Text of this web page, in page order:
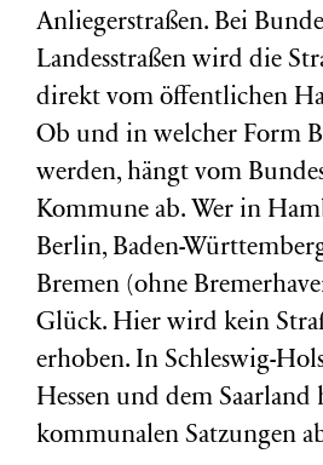
Anliegerstraßen. Bei
Landesstraßen wird die
direkt vom öffentlichen
Ob und in welcher Form
werden, hängt vom
Kommune ab. Wer in
Berlin, Baden-
Bremen (ohne
Glück. Hier wird kein
erhoben. In Schleswig-
Hessen und dem Saarland
kommunalen Satzungen